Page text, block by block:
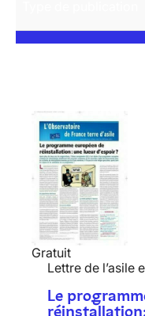
Gratuit
Lettre de l’asile
Le